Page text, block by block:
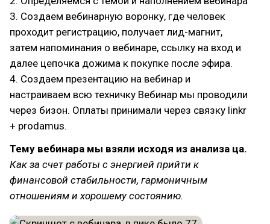
3. Создаем вебинарную воронку, где человек
проходит регистрацию, получает лид-магнит,
затем напоминания о вебинаре, ссылку на вход и
далее цепочка дожима к покупке после эфира.
4. Создаем презентацию на вебинар и
настраиваем всю техничку Вебинар мы проводили
через бизон. Оплаты принимали через связку linkr
+ prodamus.
Тему вебинара мы взяли исходя из анализа ца.
Как за счет работы с энергией прийти к
финансовой стабильности, гармоничным
отношениям и хорошему состоянию.